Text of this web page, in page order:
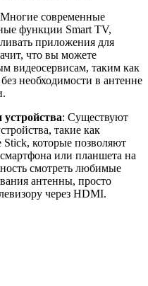
современные
функции Smart TV,
приложения для
что вы можете
видеосервисам, таким как
необходимости в антенне
: Существуют
такие как
которые позволяют
или планшета на
смотреть любимые
антенны, просто
через HDMI.